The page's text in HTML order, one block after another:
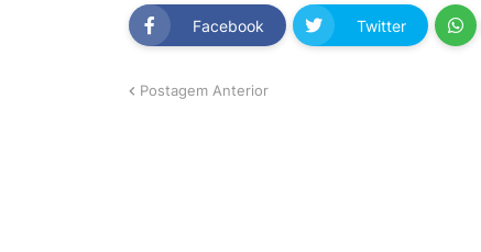
Facebook Twitter
Postagem Anterior